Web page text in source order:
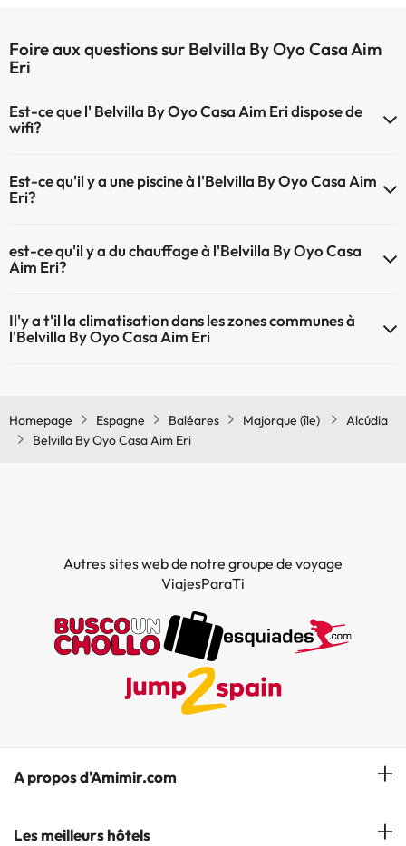
Foire aux questions sur Belvilla By Oyo Casa Aim
Eri
Est-ce que l' Belvilla By Oyo Casa Aim Eri dispose de
wifi?
Est-ce qu'il y a une piscine à l'Belvilla By Oyo Casa Aim
Eri?
plus d'info sur la piscine et d'autres installations.
est-ce qu'il y a du chauffage à l'Belvilla By Oyo Casa
Aim Eri?
zones communes
Il'y a t'il la climatisation dans les zones communes à
l'Belvilla By Oyo Casa Aim Eri
Homepage
Espagne Baléares Majorque (île)
Alcúdia
Belvilla By Oyo Casa Aim Eri
Autres sites web de notre groupe de voyage
ViajesParaTi
A propos d'Amimir.com
Notre équipe
Les meilleurs hôtels